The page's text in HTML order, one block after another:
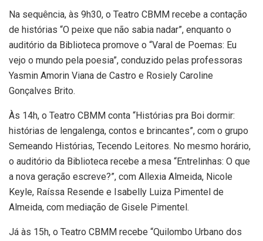
Na sequência, às 9h30, o Teatro CBMM recebe a contação
de histórias “O peixe que não sabia nadar”, enquanto o
auditório da Biblioteca promove o “Varal de Poemas: Eu
vejo o mundo pela poesia”, conduzido pelas professoras
Yasmin Amorin Viana de Castro e Rosiely Caroline
Gonçalves Brito.
Às 14h, o Teatro CBMM conta “Histórias pra Boi dormir:
histórias de lengalenga, contos e brincantes”, com o grupo
Semeando Histórias, Tecendo Leitores. No mesmo horário,
o auditório da Biblioteca recebe a mesa “Entrelinhas: O que
a nova geração escreve?”, com Allexia Almeida, Nicole
Keyle, Raíssa Resende e Isabelly Luiza Pimentel de
Almeida, com mediação de Gisele Pimentel.
Já às 15h, o Teatro CBMM recebe “Quilombo Urbano dos